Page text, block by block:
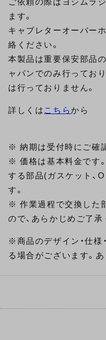
ます。
キャブレターオーバー
絡ください。
本製品は重要保安部品
ャパンでのみ行ってお
は行っておりません。
詳しくは こちらから
※ 納期は受付時にご確
※ 価格は基本料金です
する部品(ガスケット、
す。
※ 作業過程で交換した
ので、あらかじめご了承
※商品のデザイン・仕様
る場合がございます。